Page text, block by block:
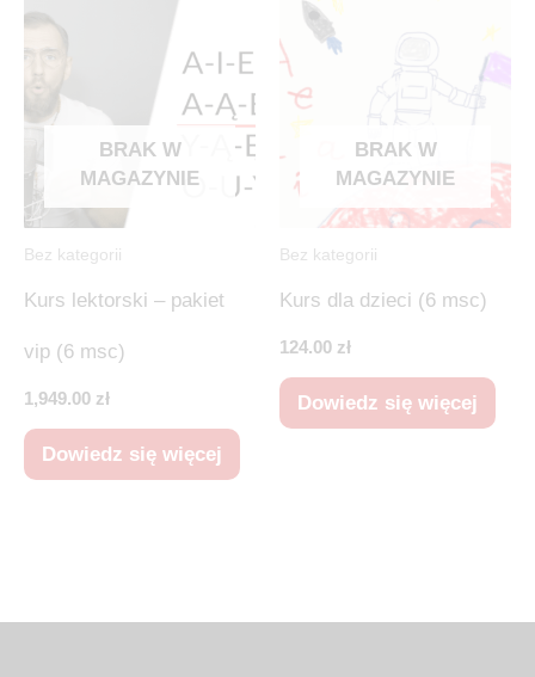
BRAK W
MAGAZYNIE
Bez kategorii
Kurs lektorski – pakiet
vip (6 msc)
1,949.00 zł
Dowiedz się więcej
BRAK W
MAGAZYNIE
Bez kategorii
Kurs dla dzieci (6 msc)
124.00 zł
Dowiedz się więcej